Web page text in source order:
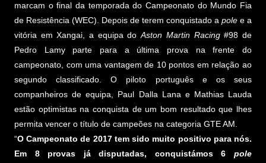
marcam o final da temporada do Campeonato do Mundo Fia
de Resistência (WEC). Depois de terem conquistado a pole e a
vitória em Xangai, a equipa doAston Martin Racing#98 de
Pedro Lamy parte para a última prova na frente do
campeonato, com uma vantagem de 10 pontos em relação ao
segundo classificado. O piloto português e os seus
companheiros de equipa, Paul Dalla Lana e Mathias Lauda
estão optimistas na conquista de um bom resultado que lhes
permita vencer o título de campeões na categoria GTE AM.
“O Campeonato de 2017 tem sido muito positivo para nós.
Em 8 provas já disputadas, conquistámos 6 pole